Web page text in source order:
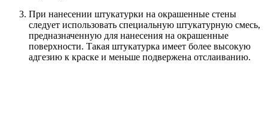
При нанесении штукатурки на окрашенные стены
следует использовать специальную штукатурную смесь,
предназначенную для нанесения на окрашенные
поверхности. Такая штукатурка имеет более высокую
адгезию к краске и меньше подвержена отслаиванию.